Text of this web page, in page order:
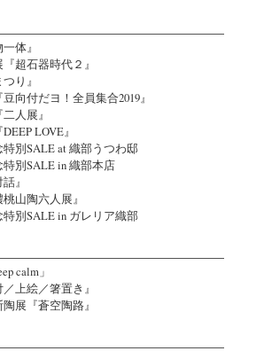
体』
超石器時代２』
り』
向付だヨ！全員集合2019』
人展』
LOVE』
別SALE at 織部うつわ邸
別SALE in 織部本店
』
山陶六人展』
別SALE in ガレリア織部
calm」
上絵／箸置き』
展『蒼空陶路』